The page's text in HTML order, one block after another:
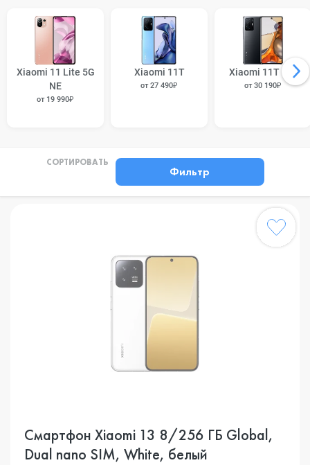
Xiaomi 11 Lite 5G
NE
от 19 990₽
Xiaomi 11T
от 27 490₽
Xiaomi 11T Pro
от 30 190₽
СОРТИРОВАТЬ
Фильтр
Смартфон Xiaomi 13 8/256 ГБ Global,
Dual nano SIM, White, белый